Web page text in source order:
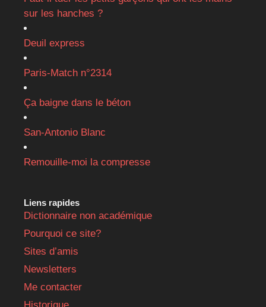
sur les hanches ?
Deuil express
Paris-Match n°2314
Ça baigne dans le béton
San-Antonio Blanc
Remouille-moi la compresse
Liens rapides
Dictionnaire non académique
Pourquoi ce site?
Sites d’amis
Newsletters
Me contacter